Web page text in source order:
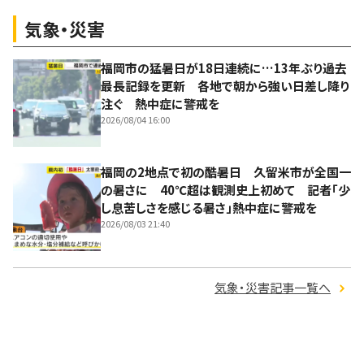
気象・災害
福岡市の猛暑日が18日連続に…13年ぶり過去
最長記録を更新 各地で朝から強い日差し降り
注ぐ 熱中症に警戒を
2026/08/04 16:00
福岡の2地点で初の酷暑日 久留米市が全国一
の暑さに 40℃超は観測史上初めて 記者「少
し息苦しさを感じる暑さ」熱中症に警戒を
2026/08/03 21:40
気象・災害記事一覧へ